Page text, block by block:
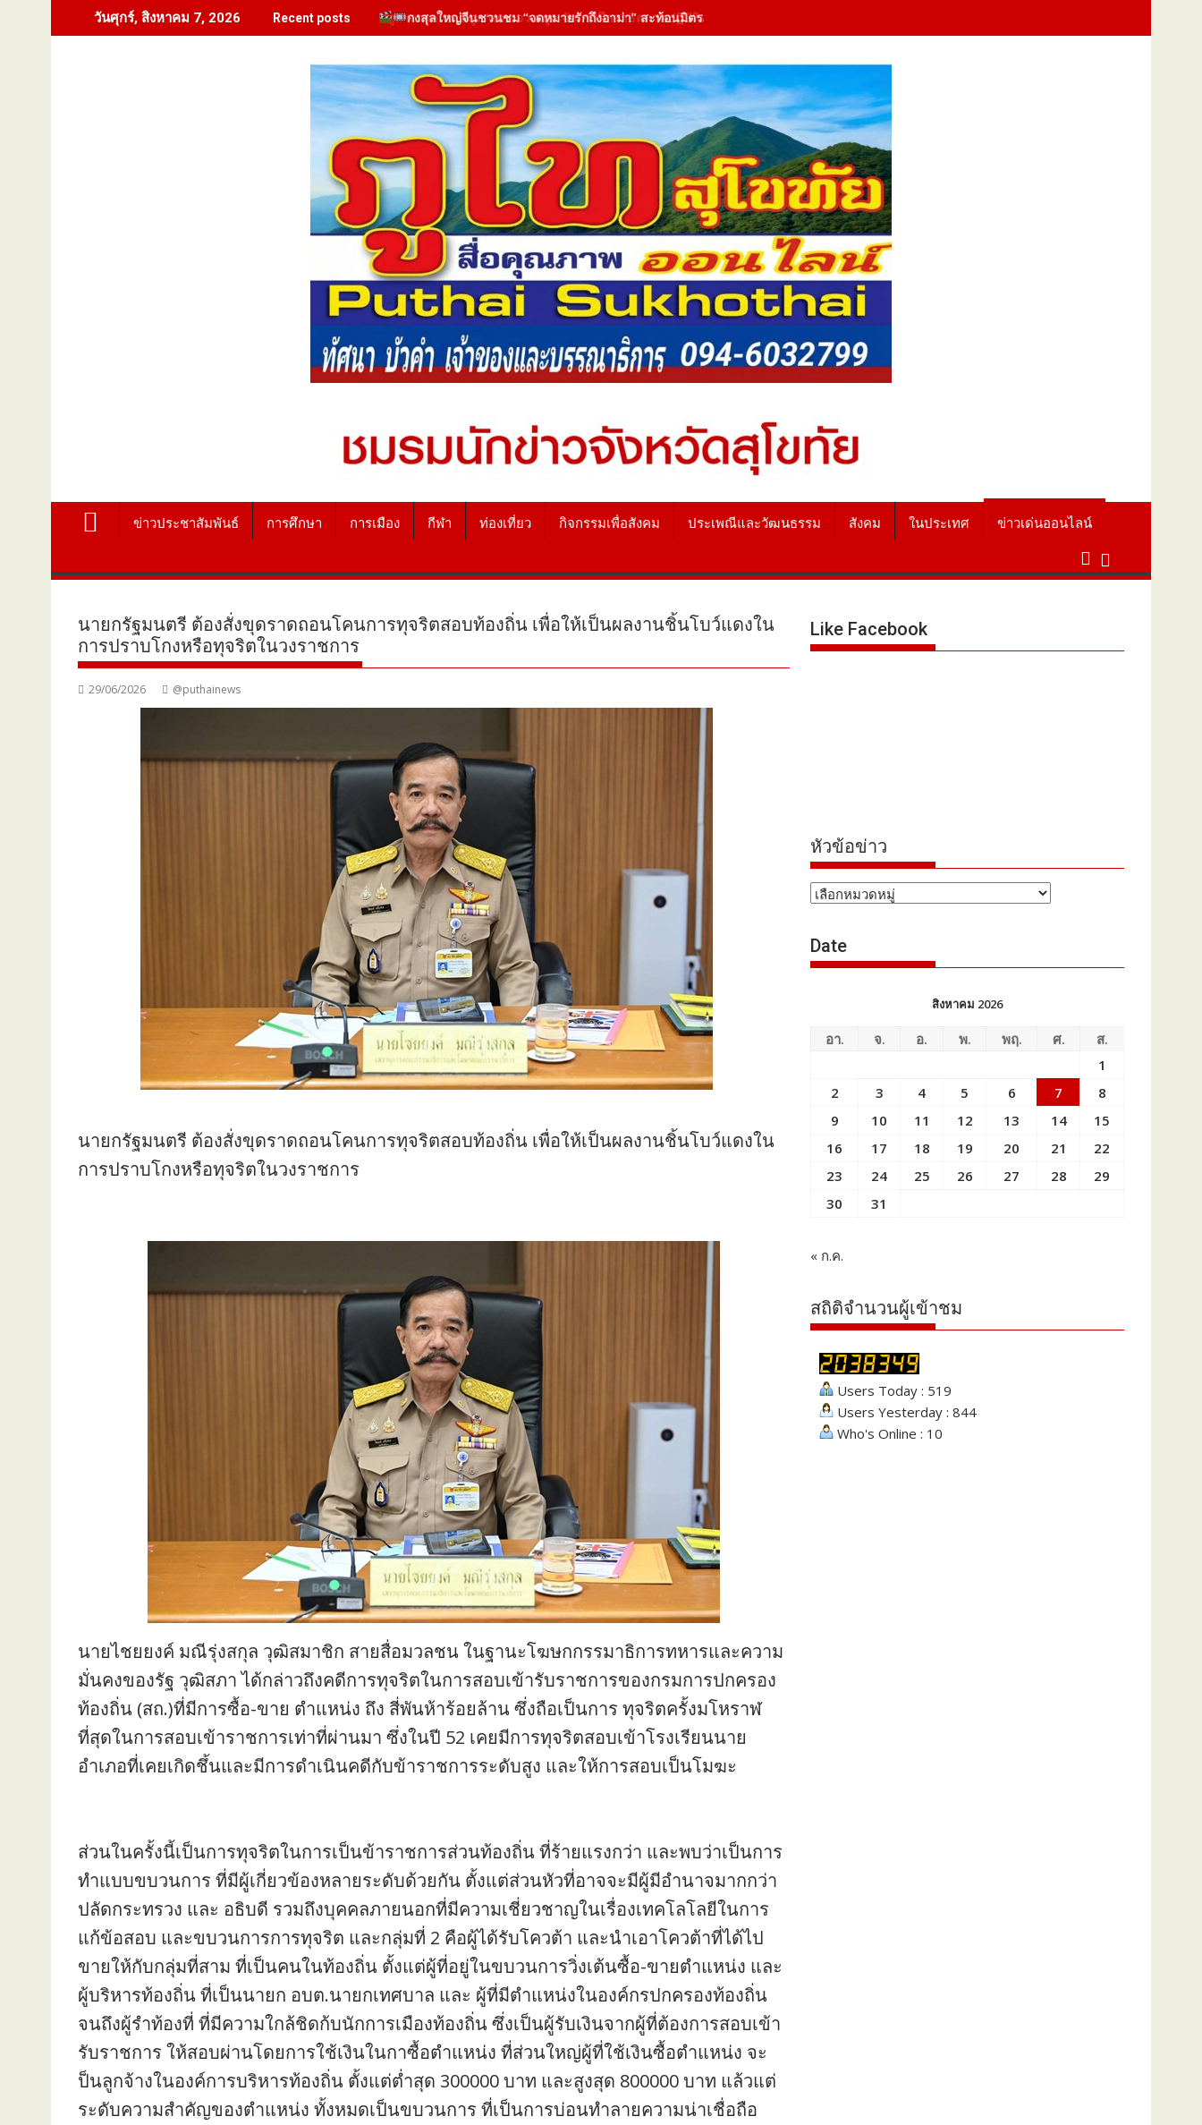
to
วันศุกร์, สิงหาคม 7, 2026 Recent posts กงสุลใหญ่จีนชวนชม “จดหมายรักถึงอาม่า” สะท้อนมิตรภาพไทย-จีนผ่านภาพยนตร์
ข่าวประชาสัมพันธ์ การศึกษา การเมือง กีฬา ท่องเที่ยว กิจกรรมเพื่อสังคม ประเพณีและวัฒนธรรม สังคม ในประเทศ ข่าวเด่นออนไลน์
นายกรัฐมนตรี ต้องสั่งขุดราดถอนโคนการทุจริตสอบท้องถิ่น เพื่อให้เป็นผลงานชิ้นโบว์แดงใน
การปราบโกงหรือทุจริตในวงราชการ
29/06/2026 @puthainews
นายกรัฐมนตรี ต้องสั่งขุดราดถอนโคนการทุจริตสอบท้องถิ่น เพื่อให้เป็นผลงานชิ้นโบว์แดงใน
การปราบโกงหรือทุจริตในวงราชการ
นายไชยยงค์ มณีรุ่งสกุล วุฒิสมาชิก สายสื่อมวลชน ในฐานะโฆษกกรรมาธิการทหารและความ
มั่นคงของรัฐ วุฒิสภา ได้กล่าวถึงคดีการทุจริตในการสอบเข้ารับราชการของกรมการปกครอง
ท้องถิ่น (สถ.)ที่มีการซื้อ-ขาย ตำแหน่ง ถึง สี่พันห้าร้อยล้าน ซึ่งถือเป็นการ ทุจริตครั้งมโหราฬ
ที่สุดในการสอบเข้าราชการเท่าที่ผ่านมา ซึ่งในปี 52 เคยมีการทุจริตสอบเข้าโรงเรียนนาย
อำเภอที่เคยเกิดชึ้นและมีการดำเนินคดีกับข้าราชการระดับสูง และให้การสอบเป็นโมฆะ
ส่วนในครั้งนี้เป็นการทุจริตในการเป็นข้าราชการส่วนท้องถิ่น ที่ร้ายแรงกว่า และพบว่าเป็นการ
ทำแบบขบวนการ ที่มีผู้เกี่ยวข้องหลายระดับด้วยกัน ตั้งแต่ส่วนหัวที่อาจจะมีผู้มีอำนาจมากกว่า
ปลัดกระทรวง และ อธิบดี รวมถึงบุคคลภายนอกที่มีความเชี่ยวชาญในเรื่องเทคโลโลยีในการ
แก้ข้อสอบ และขบวนการการทุจริต และกลุ่มที่ 2 คือผู้ได้รับโควต้า และนำเอาโควต้าที่ได้ไป
ขายให้กับกลุ่มที่สาม ที่เป็นคนในท้องถิ่น ตั้งแต่ผู้ที่อยู่ในขบวนการวิ่งเต้นซื้อ-ขายตำแหน่ง และ
ผู้บริหารท้องถิ่น ที่เป็นนายก อบต.นายกเทศบาล และ ผู้ที่มีตำแหน่งในองค์กรปกครองท้องถิ่น
จนถึงผู้รำท้องที่ ที่มีความใกล้ชิดก้บนักการเมืองท้องถิ่น ซึ่งเป็นผู้รับเงินจากผู้ที่ต้องการสอบเข้า
รับราชการ ให้สอบผ่านโดยการใช้เงินในกาซื้อตำแหน่ง ที่ส่วนใหญ่ผู้ที่ใช้เงินซื้อตำแหน่ง จะ
ป็นลูกจ้างในองค์การบริหารท้องถิ่น ตั้งแต่ต่ำสุด 300000 บาท และสูงสุด 800000 บาท แล้วแต่
ระดับความสำคัญของตำแหน่ง ทั้งหมดเป็นขบวนการ ที่เป็นการบ่อนทำลายความน่าเชื่อถือ
Like Facebook
หัวข้อข่าว
หัวข้อ
Date
สิงหาคม 2026
อา. จ. อ. พ. พฤ. ศ.
ส.
1
2
3 4 5 6 7
8
9
10 11 12 13 14
15
16
17 18 19 20 21
22
23
24 25 26 27 28
29
30
31
« ก.ค.
สถิติจำนวนผู้เข้าชม
Users Today : 519
Users Yesterday : 844
Who's Online : 10